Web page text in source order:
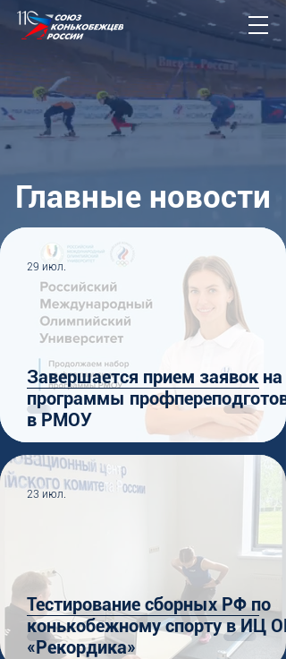
Главные новости
Завершается прием заявок на
программы
в РМОУ
29 июл.
Тестирование сборных РФ по
конькобежному спорту в ИЦ
«Рекордика»
23 июл.